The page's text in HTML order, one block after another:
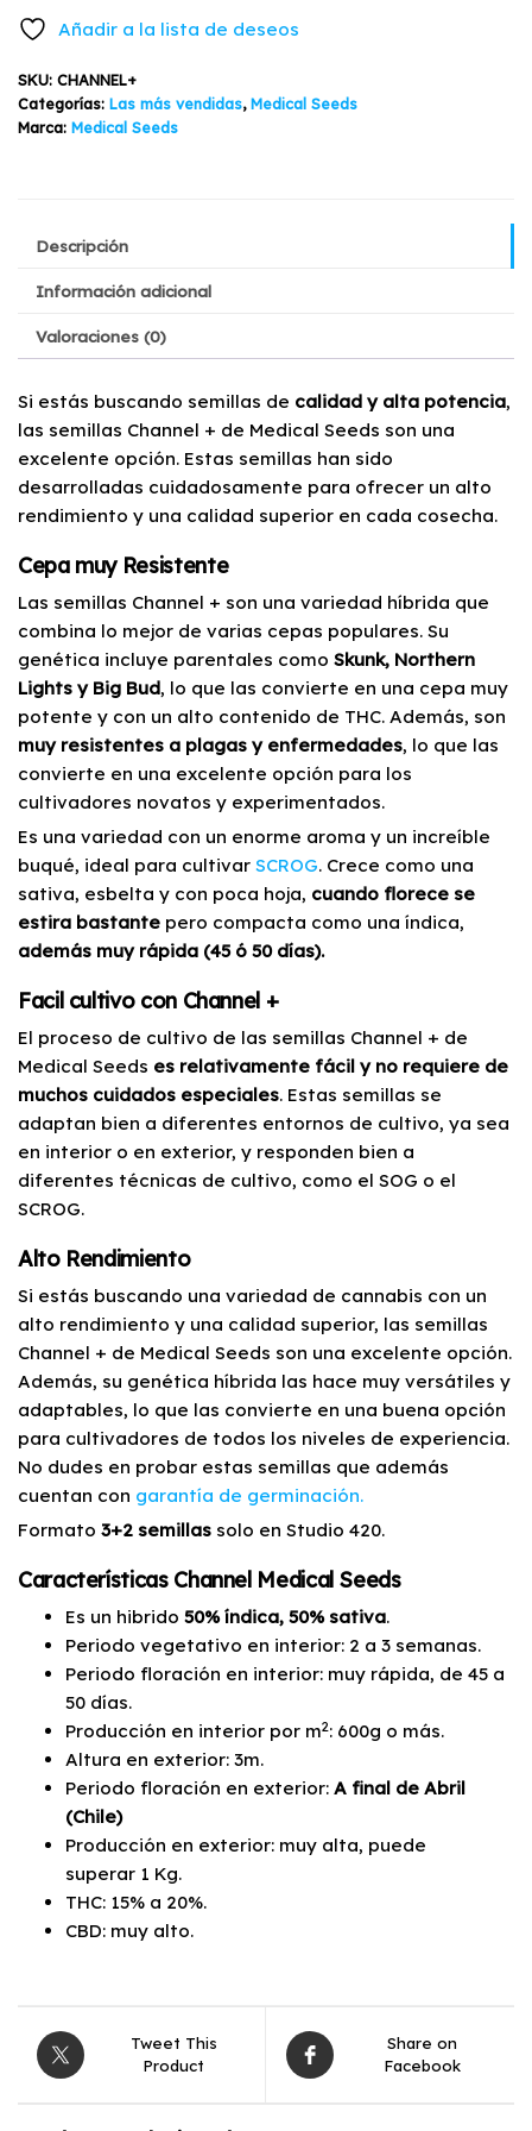
Semillas
cantidad
Añadir a la lista de deseos
SKU: CHANNEL+
Categorías: Las más vendidas,Medical Seeds
Marca: Medical Seeds
Descripción
Información adicional
Valoraciones (0)
Si estás buscando semillas de calidad y alta potencia,
las semillas Channel + de Medical Seeds son una
excelente opción. Estas semillas han sido
desarrolladas cuidadosamente para ofrecer un alto
rendimiento y una calidad superior en cada cosecha.
Cepa muy Resistente
Las semillas Channel + son una variedad híbrida que
combina lo mejor de varias cepas populares. Su
genética incluye parentales como Skunk, Northern
Lights y Big Bud, lo que las convierte en una cepa muy
potente y con un alto contenido de THC. Además, son
muy resistentes a plagas y enfermedades, lo que las
convierte en una excelente opción para los
cultivadores novatos y experimentados.
Es una variedad con un enorme aroma y un increíble
buqué, ideal para cultivar SCROG. Crece como una
sativa, esbelta y con poca hoja, cuando florece se
estira bastante pero compacta como una índica,
además muy rápida (45 ó 50 días).
Facil cultivo con Channel +
El proceso de cultivo de las semillas Channel + de
Medical Seeds es relativamente fácil y no requiere de
muchos cuidados especiales. Estas semillas se
adaptan bien a diferentes entornos de cultivo, ya sea
en interior o en exterior, y responden bien a
diferentes técnicas de cultivo, como el SOG o el
SCROG.
Alto Rendimiento
Si estás buscando una variedad de cannabis con un
alto rendimiento y una calidad superior, las semillas
Channel + de Medical Seeds son una excelente opción.
Además, su genética híbrida las hace muy versátiles y
adaptables, lo que las convierte en una buena opción
para cultivadores de todos los niveles de experiencia.
No dudes en probar estas semillas que además
cuentan con garantía de germinación.
Formato 3+2 semillas solo en Studio 420.
Características Channel Medical Seeds
Es un hibrido 50% índica, 50% sativa.
Periodo vegetativo en interior: 2 a 3 semanas.
Periodo floración en interior: muy rápida, de 45 a
50 días.
Producción en interior por m2: 600g o más.
Altura en exterior: 3m.
Periodo floración en exterior: A final de Abril
(Chile)
Producción en exterior: muy alta, puede
superar 1 Kg.
THC: 15% a 20%.
CBD: muy alto.
Tweet This
Product
Share on
Facebook